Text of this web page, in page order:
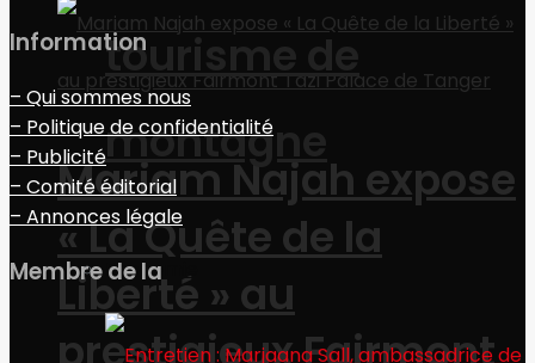
Mariam Najah expose
« La Quête de la
Liberté » au
tourisme de
montagne
Economie
Information
– Qui sommes nous
– Politique de confidentialité
– Publicité
– Comité éditorial
– Annonces légale
Membre de la